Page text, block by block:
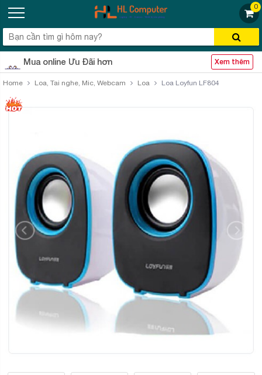
0
Mua online Ưu Đãi hơn Xem thêm
Home Loa, Tai nghe, Mic, Webcam Loa Loa Loyfun LF804